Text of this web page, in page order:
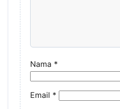
Nama *
Email *